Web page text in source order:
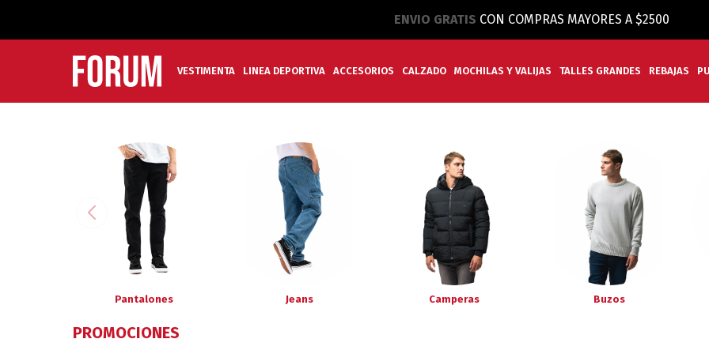
ENVIO GRATIS CON COMPRAS MAYORES A $2500
VESTIMENTA LINEA DEPORTIVA ACCESORIOS CALZADO MOCHILAS Y VALIJAS TALLES GRANDES REBAJAS
Pantalones Jeans Camperas Buzos
PROMOCIONES